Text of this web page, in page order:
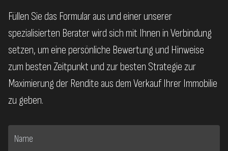
Füllen Sie das Formular aus und einer unserer
spezialisierten Berater wird sich mit Ihnen in Verbindung
setzen, um eine persönliche Bewertung und Hinweise
zum besten Zeitpunkt und zur besten Strategie zur
Maximierung der Rendite aus dem Verkauf Ihrer Immobilie
zu geben.